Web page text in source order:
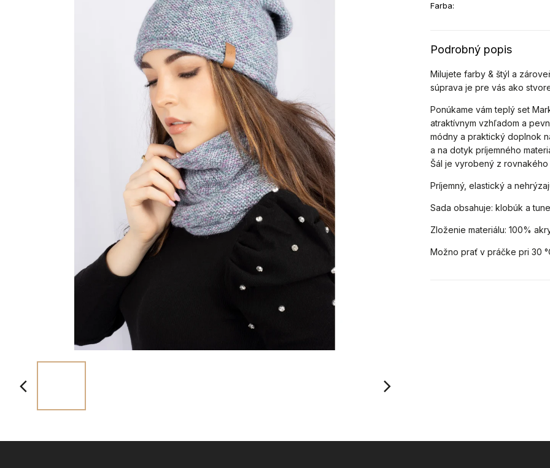
Podrobný popis
Milujete farby & štýl a
súprava je pre vás ako
Ponúkame vám teplý set
atraktívnym vzhľadom a
módny a praktický doplnok
a na dotyk príjemného
Šál je vyrobený z
Príjemný, elastický a
Sada obsahuje: klobúk a
Zloženie materiálu: 100%
Možno prať v práčke pri 30
Farba: